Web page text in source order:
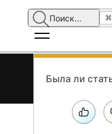
Поиск...
Была ли